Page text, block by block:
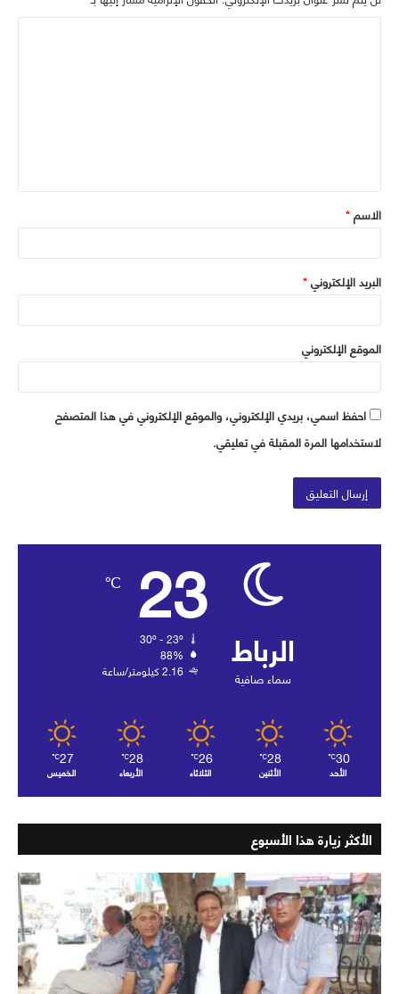
ق
*
الاسم*
البريد الإلكتروني*
الموقع الإلكتروني
احفظ اسمي، بريدي الإلكتروني، والموقع الإلكتروني في هذا المتصفح
لاستخدامها المرة المقبلة في تعليقي.
الرباط
سماء صافية
23
℃
88%
2.16 كيلومتر/ساعة
30
℃
الأحد
28
℃
الأثنين
26
℃
الثلاثاء
28
℃
الأربعاء
27
℃
الخميس
الأكثر زيارة هذا الأسبوع